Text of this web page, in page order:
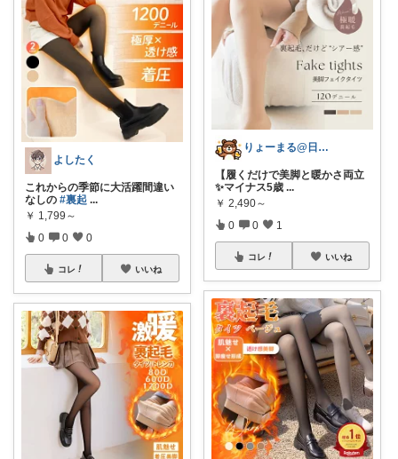
よしたく
これからの季節に大活躍間違い
なしの #裏起 ...
￥ 1,799～
0 0 0
コレ いいね
りょーまる@日用品×ファッション
【履くだけで美脚と暖かさ両立
✨マイナス5歳 ...
￥ 2,490～
0 0 1
コレ いいね